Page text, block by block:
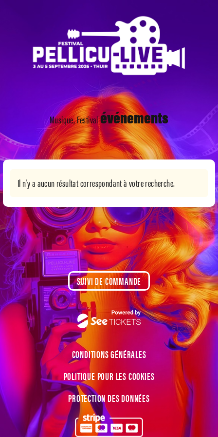
Musique, Festivalévénements
Il n'y a aucun résultat correspondant à votre recherche.
CONDITIONS GÉNÉRALES
POLITIQUE POUR LES COOKIES
PROTECTION DES DONNÉES
SUIVI DE COMMANDE